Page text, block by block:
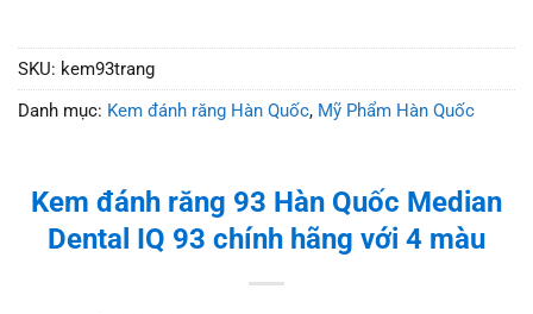
SKU: kem93trang
Danh mục: Kem đánh răng Hàn Quốc, Mỹ Phẩm Hàn Quốc
Kem đánh răng 93 Hàn Quốc Median
Dental IQ 93 chính hãng với 4 màu